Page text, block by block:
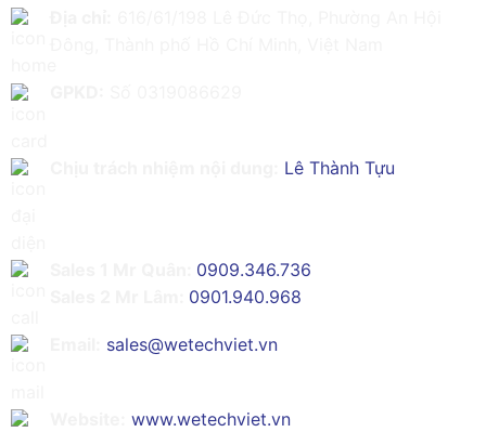
Lê Thành Tựu
0909.346.736
0901.940.968
sales@wetechviet.vn
www.wetechviet.vn